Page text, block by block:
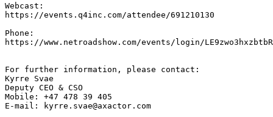
Webcast:
https://events.q4inc.com/attendee/691210130
Phone:
https://www.netroadshow.com/events/login/
For further information, please contact:
Kyrre Svae
Deputy CEO & CSO
Mobile: +47 478 39 405
E-mail: kyrre.svae@axactor.com